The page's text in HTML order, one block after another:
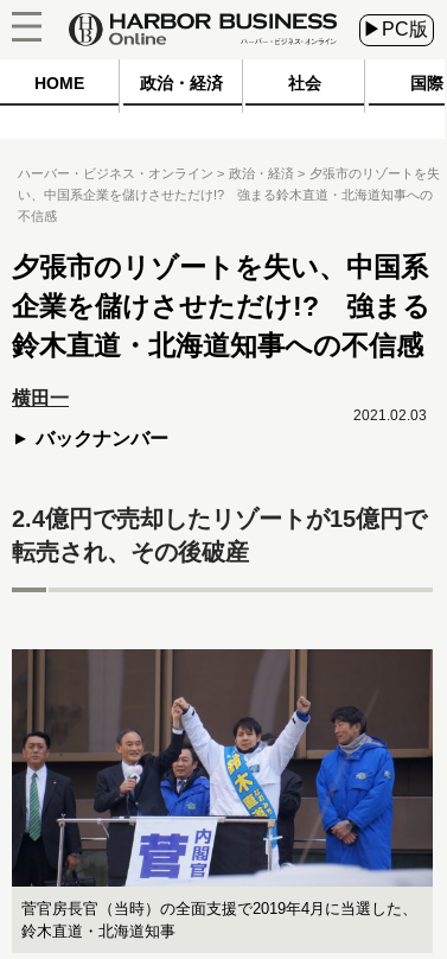
▶PC版
HOME 政治・経済 社会 国際
ハーバー・ビジネス・オンライン 政治・経済
夕張市のリゾートを失
い、中国系企業を儲けさせただけ!? 強まる鈴木直道・北海道知事への
不信感
夕張市のリゾートを失い、中国系
企業を儲けさせただけ!? 強まる
鈴木直道・北海道知事への不信感
横田一
バックナンバー
2021.02.03
2.4億円で売却したリゾートが15億円で
転売され、その後破産
菅官房長官（当時）の全面支援で2019年4月に当選した、
鈴木直道・北海道知事